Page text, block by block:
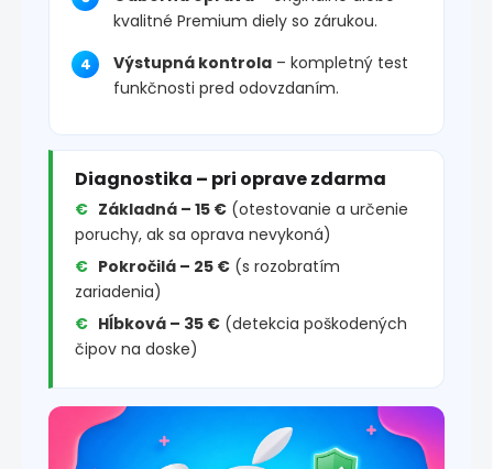
kvalitné Premium diely so zárukou.
Výstupná kontrola – kompletný test
funkčnosti pred odovzdaním.
Diagnostika – pri oprave zdarma
Základná – 15 € (otestovanie a určenie
poruchy, ak sa oprava nevykoná)
Pokročilá – 25 € (s rozobratím
zariadenia)
Hĺbková – 35 € (detekcia poškodených
čipov na doske)